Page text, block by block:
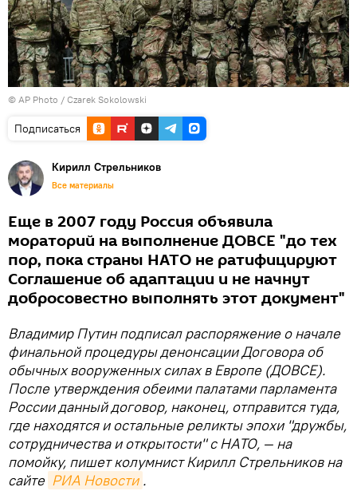
© AP Photo / Czarek Sokolowski
Подписаться
Кирилл Стрельников
Все материалы
Еще в 2007 году Россия объявила
мораторий на выполнение ДОВСЕ "до тех
пор, пока страны НАТО не ратифицируют
Соглашение об адаптации и не начнут
добросовестно выполнять этот документ"
Владимир Путин подписал распоряжение о начале
финальной процедуры денонсации Договора об
обычных вооруженных силах в Европе (ДОВСЕ).
После утверждения обеими палатами парламента
России данный договор, наконец, отправится туда,
где находятся и остальные реликты эпохи "дружбы,
сотрудничества и открытости" с НАТО, — на
помойку, пишет колумнист Кирилл Стрельников на
сайте РИА Новости .